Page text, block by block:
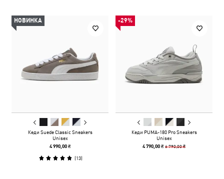
НОВИНКА
Кеди Suede Classic Sneakers
Unisex
4 990,00 ₴
(13)
-29%
Кеди PUMA-180 Pro Sneakers
Unisex
4 790,00 ₴6 790,00 ₴